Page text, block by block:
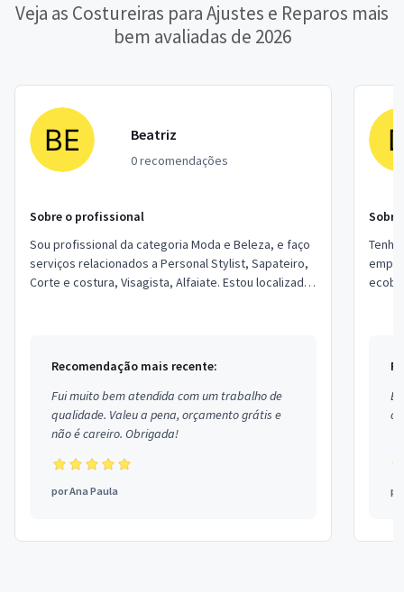
Veja as Costureiras para Ajustes e Reparos mais
bem avaliadas de 2026
Beatriz
0 recomendações
Sobre o profissional
Sou profissional da categoria Moda e Beleza, e faço
serviços relacionados a Personal Stylist, Sapateiro,
Corte e costura, Visagista, Alfaiate. Estou localizado
Recomendação mais recente:
Fui muito bem atendida com um trabalho de
qualidade. Valeu a pena, orçamento grátis e
não é careiro. Obrigada!
porAna Paula
Tenho
empresas ,trabalhamos
ecobeg, moda praia . fazemos